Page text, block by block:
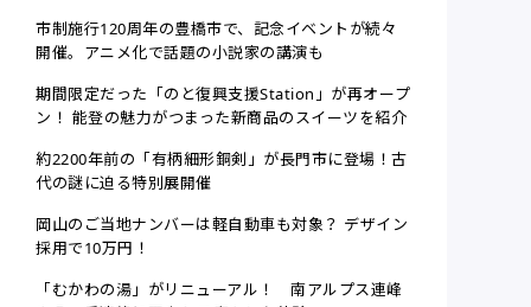
市制施行120周年の豊橋市で、記念イベントが続々
開催。アニメ化で話題の小説家の講演も
期間限定だった「のと復興支援Station」が再オープ
ン！ 能登の魅力がつまった新商品のスイーツを紹介
約2200年前の「有柄細形銅剣」が長門市に登場！古
代の謎に迫る特別展開催
岡山のご当地ナンバーは軽自動車も対象？ デザイン
採用で10万円！
「むかわの湯」がリニューアル！ 南アルプス連峰